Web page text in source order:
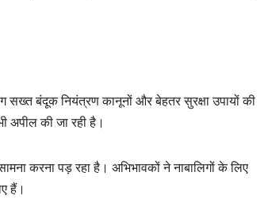
सख्त बंदूक नियंत्रण कानूनों और बेहतर सुरक्षा उपायों की
अपील की जा रही है।
करना पड़ रहा है। अभिभावकों ने नाबालिगों के लिए
हैं।